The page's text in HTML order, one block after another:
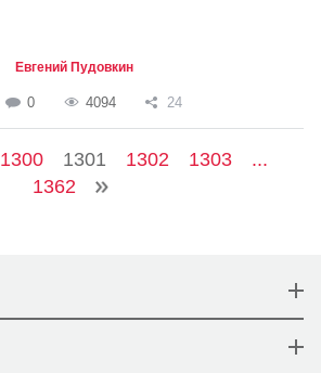
Евгений Пудовкин
0 4094 24
1300 1301 1302 1303
...
1362